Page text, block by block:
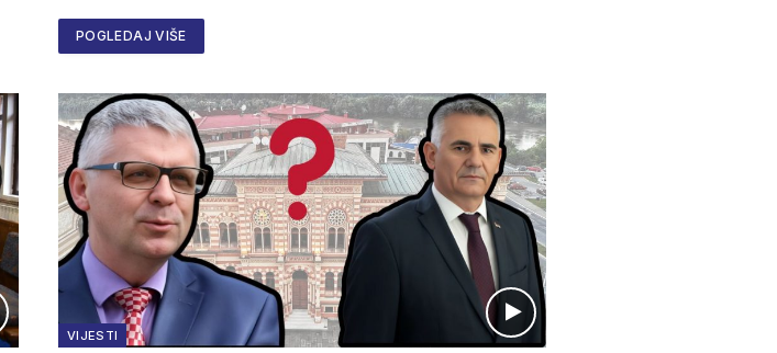
POGLEDAJ VIŠE
VIJESTI